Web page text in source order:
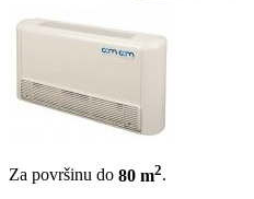
Za površinu do 80 m2.